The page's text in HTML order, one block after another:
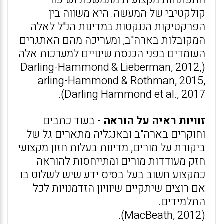
קולקטיבי של המעשה. היא משווה בין
הפרקטיקות הננקטות במדינות הנ"ל לאלה
המקובלות בארה"ב, ומעריכה מהם האתגרים
העומדים בפני הכנסת שינויים למערכות אלה
(Darling-Hammond & Lieberman, 2012,
arling-Hammond & Rothman, 2015,
Darling Hammond et al., 2017).
זוויות ראיה על הוראה - בעוד כתבים
וחוקרים בארה"ב ובאנגליה מתארים גל של
ביקורת על מורים, מדינות בעלות חזון מקצועי
חזק מעודדות מורים ומתייחסות להוראה
כמקצוע חשוב בעל בסיס ידע שיש לשלוט בו
אם רוצים שיתקיים שיוויון הזדמנויות לכל
התלמידים.
(MacBeath, 2012).